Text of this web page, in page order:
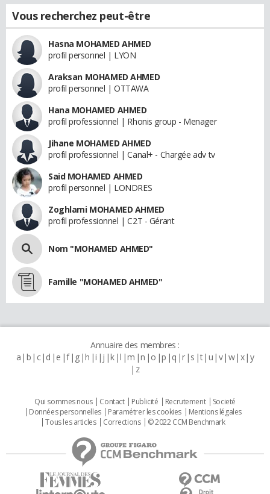
Vous recherchez peut-être
Hasna MOHAMED AHMED
profil personnel | LYON
Araksan MOHAMED AHMED
profil personnel | OTTAWA
Hana MOHAMED AHMED
profil professionnel | Rhonis group - Menager
Jihane MOHAMED AHMED
profil professionnel | Canal+ - Chargée adv tv
Said MOHAMED AHMED
profil personnel | LONDRES
Zoghlami MOHAMED AHMED
profil professionnel | C2T - Gérant
Nom "MOHAMED AHMED"
Famille "MOHAMED AHMED"
Annuaire des membres :
a b c d e f g h i j k l m n o p q r s t u v w x y
z
Qui sommes nous Contact Publicité Recrutement
Societé
Données personnelles
Paramétrer les cookies
Mentions légales
Tous les articles
Corrections © 2022 CCM Benchmark